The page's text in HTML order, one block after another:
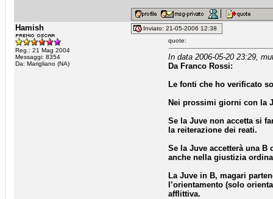
Hamish
Reg.: 21 Mag 2004
Messaggi: 8354
Da: Marigliano (NA)
Inviato: 21-05-2006 12:38
quote:
In data 2006-05-20 23:29,
Da Franco Rossi:
Le fonti che ho verificato
Nei prossimi giorni con la
Se la Juve non accetta si
la reiterazione dei reati.
Se la Juve accetterà una
anche nella giustizia
La Juve in B, magari
l’orientamento (solo
afflittiva.